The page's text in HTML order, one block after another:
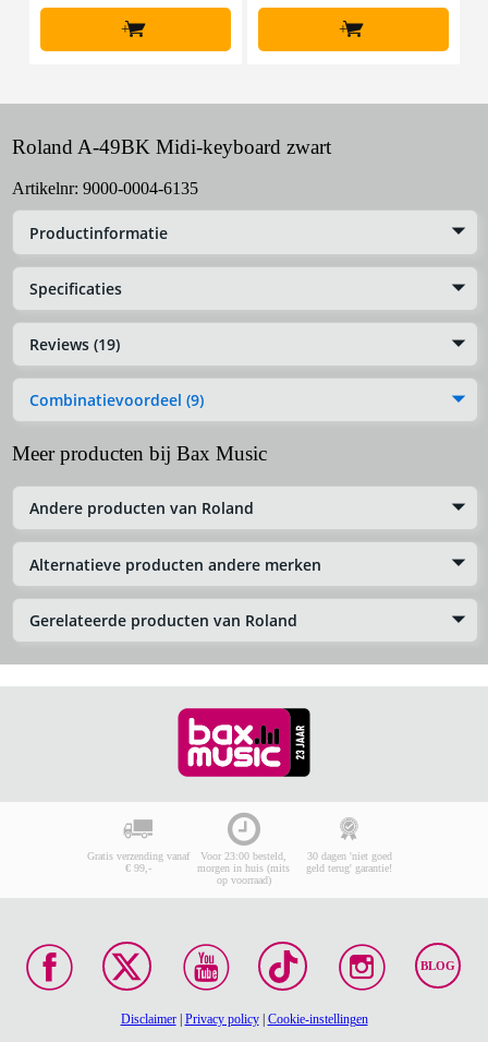
+ +
Roland A-49BK Midi-keyboard zwart
Artikelnr: 9000-0004-6135
Productinformatie
Specificaties
Reviews (19)
Combinatievoordeel (9)
Meer producten bij Bax Music
Andere producten van Roland
Alternatieve producten andere merken
Gerelateerde producten van Roland
Gratis verzending vanaf
€ 99,-
Voor 23:00 besteld,
morgen in huis (mits
op voorraad)
30 dagen 'niet goed
geld terug' garantie!
BLOG
Disclaimer| Privacy policy| Cookie-instellingen